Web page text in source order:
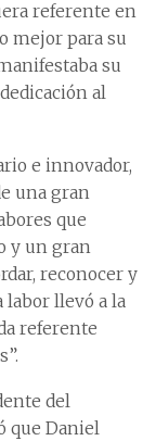
referente en
mejor para su
su
al
e innovador,
una gran
que
y un gran
reconocer y
labor llevó a la
referente
del
que Daniel